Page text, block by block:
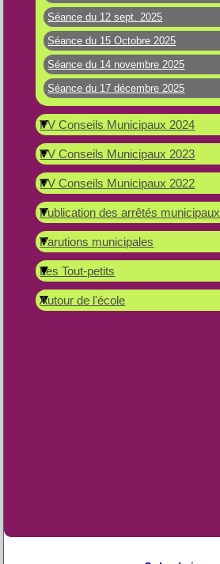
Séance du 12 sept. 2025
Séance du 15 Octobre 2025
Séance du 14 novembre 2025
Séance du 17 décembre 2025
PV Conseils Municipaux 2024
PV Conseils Municipaux 2023
PV Conseils Municipaux 2022
Publication des arrêtés municipaux
Parutions municipales
Les Tout-petits
Autour de l'école